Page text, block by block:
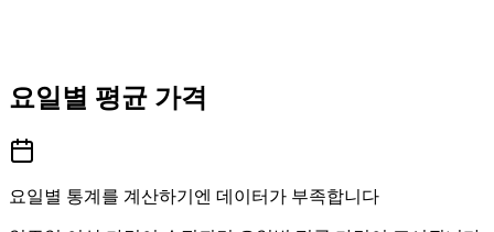
요일별 평균 가격
요일별 통계를 계산하기엔 데이터가 부족합니다